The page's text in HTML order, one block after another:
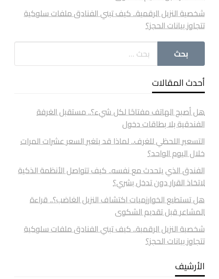
شخصية النزيل الرقمية.. كيف تبني الفنادق ملفات سلوكية
تتجاوز بيانات الحجز؟
أحدث المقالات
هل أصبح الهاتف مفتاحًا لكل شيء؟.. مستقبل الغرفة
الفندقية بلا بطاقات دخول
التسعير اللحظي للغرف.. لماذا قد يتغير السعر عشرات المرات
خلال اليوم الواحد؟
الفندق الذي يتحدث مع نفسه.. كيف تتواصل الأنظمة الذكية
لاتخاذ القرار دون تدخل بشري؟
هل تستطيع الخوارزميات اكتشاف النزيل الغاضب؟.. قراءة
المشاعر قبل تقديم الشكوى
شخصية النزيل الرقمية.. كيف تبني الفنادق ملفات سلوكية
تتجاوز بيانات الحجز؟
الأرشيف